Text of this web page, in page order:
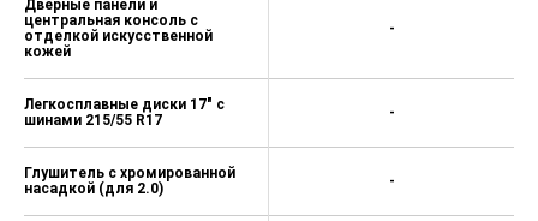
Дверные панели и
центральная консоль с
отделкой искусственной
кожей
Легкосплавные диски 17" с
шинами 215/55 R17
Глушитель с хромированной
насадкой (для 2.0)
-
-
-